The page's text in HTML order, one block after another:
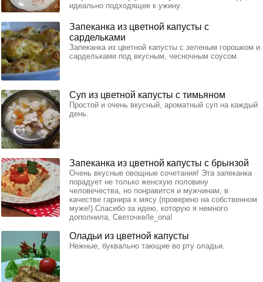
идеально подходящее к ужину.
Запеканка из цветной капусты с
сардельками
Запеканка из цветной капусты с зеленым горошком и
сардельками под вкусным, чесночным соусом.
Суп из цветной капусты с тимьяном
Простой и очень вкусный, ароматный суп на каждый
день.
Запеканка из цветной капусты с брынзой
Очень вкусные овощные сочетания! Эта запеканка
порадует не только женскую половину
человечества, но понравится и мужчинам, в
качестве гарнира к мясу (проверено на собственном
муже!).Спасибо за идею, которую я немного
дополнила, Светочке/le_ona!
Оладьи из цветной капусты
Нежные, буквально тающие во рту оладьи.